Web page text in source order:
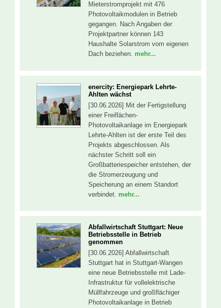
Mieterstromprojekt mit 476
Photovoltaikmodulen in Betrieb
gegangen. Nach Angaben der
Projektpartner können 143
Haushalte Solarstrom vom eigenen
Dach beziehen. mehr...
enercity: Energiepark Lehrte-
Ahlten wächst
[30.06.2026] Mit der Fertigstellung
einer Freiflächen-
Photovoltaikanlage im Energiepark
Lehrte-Ahlten ist der erste Teil des
Projekts abgeschlossen. Als
nächster Schritt soll ein
Großbatteriespeicher entstehen, der
die Stromerzeugung und
Speicherung an einem Standort
verbindet. mehr...
Abfallwirtschaft Stuttgart: Neue
Betriebsstelle in Betrieb
genommen
[30.06.2026] Abfallwirtschaft
Stuttgart hat in Stuttgart-Wangen
eine neue Betriebsstelle mit Lade-
Infrastruktur für vollelektrische
Müllfahrzeuge und großflächiger
Photovoltaikanlage in Betrieb